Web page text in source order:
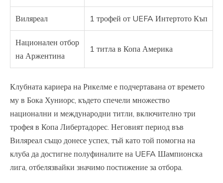
Виляреал 1 трофей от UEFA Интертото Къп
Национален отбор
на Аржентина
1 титла в Копа Америка
Клубната кариера на Рикелме е подчертавана от времето
му в Бока Хуниорс, където спечели множество
национални и международни титли, включително три
трофея в Копа Либертадорес. Неговият период във
Виляреал също донесе успех, тъй като той помогна на
клуба да достигне полуфиналите на UEFA Шампионска
лига, отбелязвайки значимо постижение за отбора.